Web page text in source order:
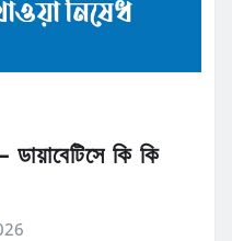
ডায়াবেটিসে কি কি